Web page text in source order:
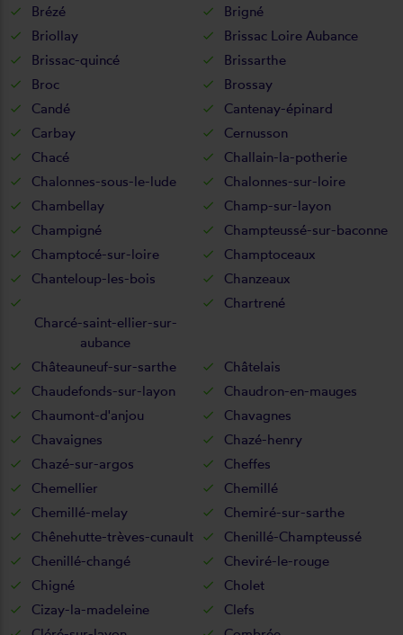
Brézé
Brigné
Briollay
Brissac Loire Aubance
Brissac-quincé
Brissarthe
Broc
Brossay
Candé
Cantenay-épinard
Carbay
Cernusson
Chacé
Challain-la-potherie
Chalonnes-sous-le-lude
Chalonnes-sur-loire
Chambellay
Champ-sur-layon
Champigné
Champteussé-sur-baconne
Champtocé-sur-loire
Champtoceaux
Chanteloup-les-bois
Chanzeaux
Charcé-saint-ellier-sur-
aubance
Chartrené
Châteauneuf-sur-sarthe
Châtelais
Chaudefonds-sur-layon
Chaudron-en-mauges
Chaumont-d'anjou
Chavagnes
Chavaignes
Chazé-henry
Chazé-sur-argos
Cheffes
Chemellier
Chemillé
Chemillé-melay
Chemiré-sur-sarthe
Chênehutte-trèves-cunault
Chenillé-Champteussé
Chenillé-changé
Cheviré-le-rouge
Chigné
Cholet
Cizay-la-madeleine
Clefs